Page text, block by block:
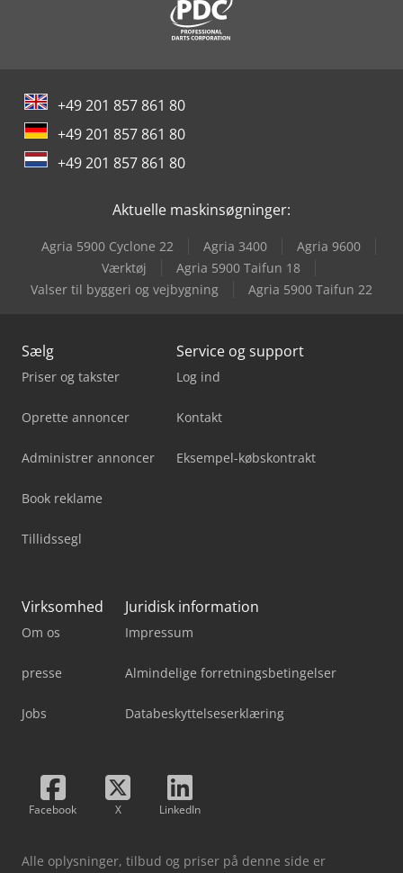
Panhans 334/20
Weinbrenner Tsv 6/3050
+49 201 857 861 80
+49 201 857 861 80
+49 201 857 861 80
Aktuelle maskinsøgninger:
Agria 5900 Cyclone 22 Agria 3400
Agria 9600
Værktøj
Agria 5900 Taifun 18
Valser til byggeri og vejbygning
Agria 5900 Taifun 22
Sælg
Priser og takster
Oprette annoncer
Administrer annoncer
Book reklame
Tillidssegl
Service og support
Log ind
Kontakt
Eksempel-købskontrakt
Virksomhed
Om os
presse
Jobs
Juridisk information
Impressum
Almindelige forretningsbetingelser
Databeskyttelseserklæring
Facebook X LinkedIn
Alle oplysninger, tilbud og priser på denne side er